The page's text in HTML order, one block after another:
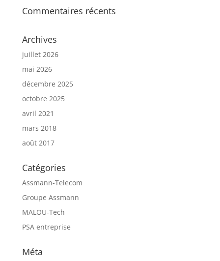
Commentaires récents
Archives
juillet 2026
mai 2026
décembre 2025
octobre 2025
avril 2021
mars 2018
août 2017
Catégories
Assmann-Telecom
Groupe Assmann
MALOU-Tech
PSA entreprise
Méta